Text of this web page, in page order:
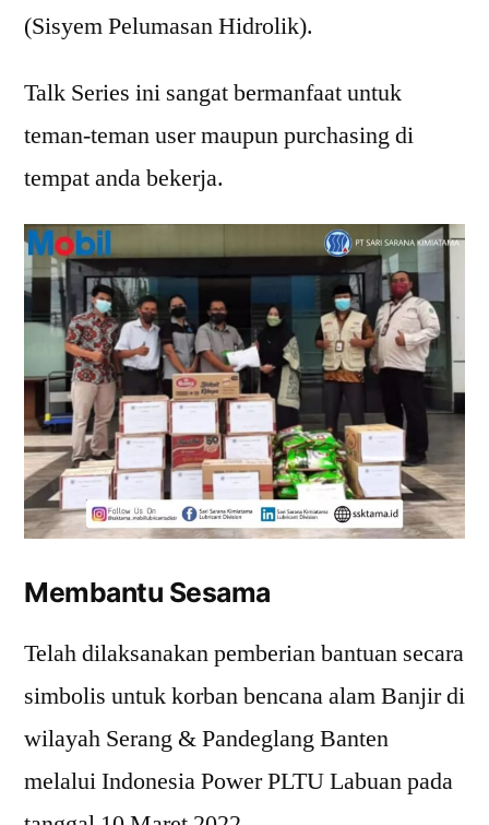
(Sisyem Pelumasan Hidrolik).
Talk Series ini sangat bermanfaat untuk
teman-teman user maupun purchasing di
tempat anda bekerja.
Membantu Sesama
Telah dilaksanakan pemberian bantuan secara
simbolis untuk korban bencana alam Banjir di
wilayah Serang & Pandeglang Banten
melalui Indonesia Power PLTU Labuan pada